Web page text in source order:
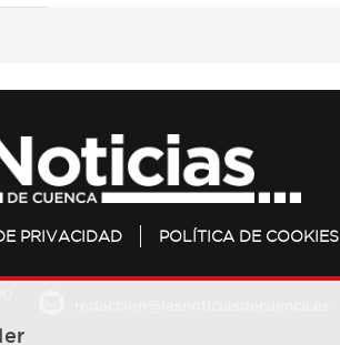
PRIVACIDAD POLÍTICA DE COOKIES